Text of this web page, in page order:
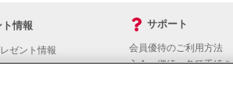
情報
ゼント情報
サポート
会員優待のご利用方法
入会・継続・各種手続き